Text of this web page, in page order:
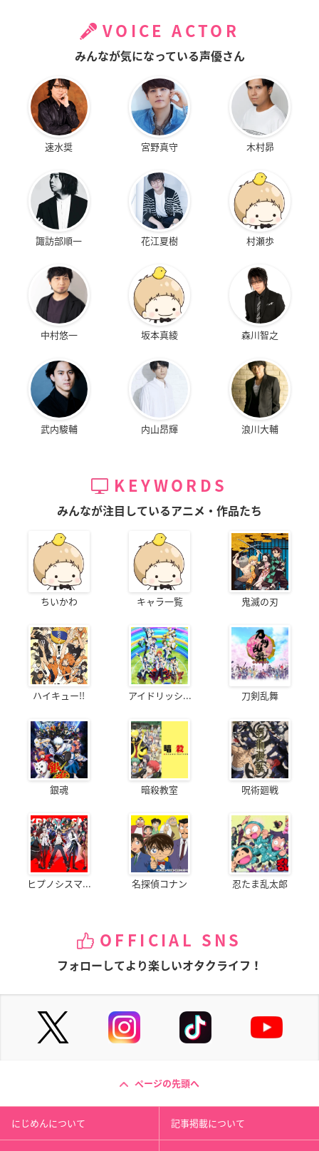
VOICE ACTOR
みんなが気になっている声優さん
速水奨 宮野真守 木村昴
諏訪部順一 花江夏樹 村瀬歩
中村悠一 坂本真綾 森川智之
武内駿輔 内山昂輝 浪川大輔
KEYWORDS
みんなが注目しているアニメ・作品たち
ちいかわ キャラ一覧 鬼滅の刃
ハイキュー!! アイドリッシ... 刀剣乱舞
銀魂 暗殺教室 呪術廻戦
ヒプノシスマ... 名探偵コナン 忍たま乱太郎
OFFICIAL SNS
フォローしてより楽しいオタクライフ！
ページの先頭へ
にじめんについて 記事掲載について